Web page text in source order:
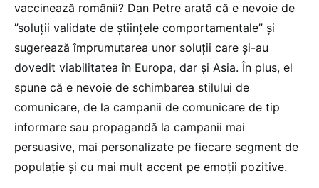
vaccinează românii? Dan Petre arată că e nevoie de
”soluții validate de științele comportamentale” și
sugerează împrumutarea unor soluții care și-au
dovedit viabilitatea în Europa, dar și Asia. În plus, el
spune că e nevoie de schimbarea stilului de
comunicare, de la campanii de comunicare de tip
informare sau propagandă la campanii mai
persuasive, mai personalizate pe fiecare segment de
populație și cu mai mult accent pe emoții pozitive.